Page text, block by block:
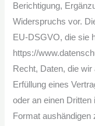
Berichtigung,
Widerspruchs vor.
EU-DSGVO, die sie
https://
Recht, Daten, die
Erfüllung eines
oder an einen
Format aushändigen